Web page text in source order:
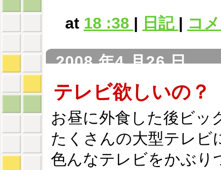
at 18 :38 | 日記 | コ
2008 年4 月26 日
テレビ欲しいの？
お昼に外食した後ビッ
たくさんの大型テレビ
色んなテレビをかぶ